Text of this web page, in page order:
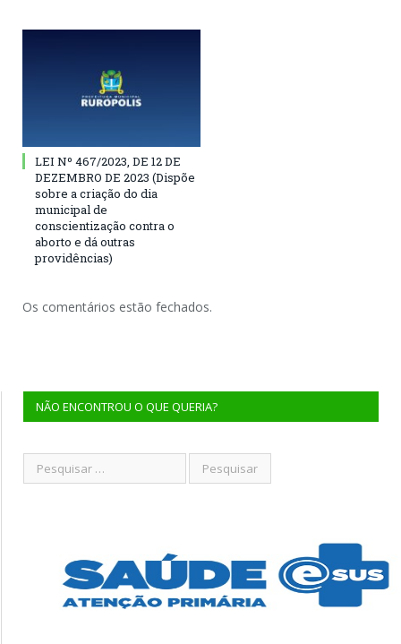
LEI Nº 467/2023, DE 12 DE
DEZEMBRO DE 2023 (Dispõe
sobre a criação do dia
municipal de
conscientização contra o
aborto e dá outras
providências)
Os comentários estão fechados.
NÃO ENCONTROU O QUE QUERIA?